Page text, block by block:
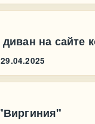
на сайте
29.04.2025